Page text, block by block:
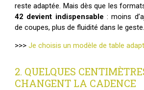
reste adaptée. Mais dès que les
42 devient indispensable : moins
de coupes, plus de fluidité dans le geste.
>>> Je choisis un modèle de table
2. QUELQUES
CHANGENT LA CADENCE